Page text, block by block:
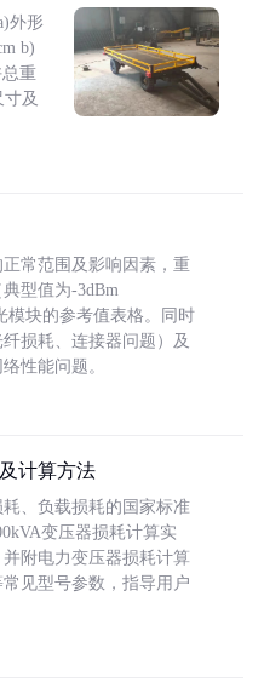
外形
b)
重
及
常范围及影响因素，重
型值为-3dBm
模块的参考值表格。同时
损耗、连接器问题）及
性能问题。
计算方法
、负载损耗的国家标准
变压器损耗计算实
附电力变压器损耗计算
常见型号参数，指导用户